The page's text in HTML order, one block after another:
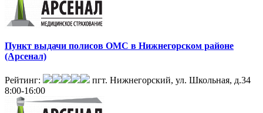
Пункт выдачи полисов ОМС в Нижнегорском районе
(Арсенал)
Рейтинг:
пгт. Нижнегорский, ул. Школьная, д.34
8:00-16:00